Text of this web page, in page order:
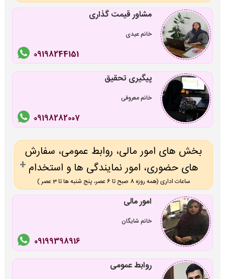
مشاور قیمت گذاری
خانم عیدی
09198244151
پیگیری تحقیق
خانم معروفی
09198282007
بخش های امور مالی، روابط عمومی، سفارش
های حضوری، امور نمایندگی ها و استخدام
ساعات اداری (همه روزه 8 صبح تا 6 عصر، پنج شنبه ها تا 3 عصر )
امور مالی
خانم شایگان
09199398916
روابط عمومی